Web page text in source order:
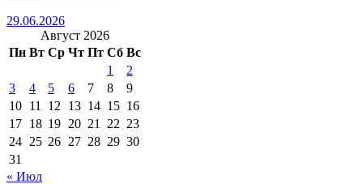
29.06.2026
Август 2026
Пн Вт Ср Чт Пт Сб Вс
1
2
3
4 5 6 7 8
9
10 11 12 13 14 15 16
17 18 19 20 21 22 23
24 25 26 27 28 29 30
31
« Июл